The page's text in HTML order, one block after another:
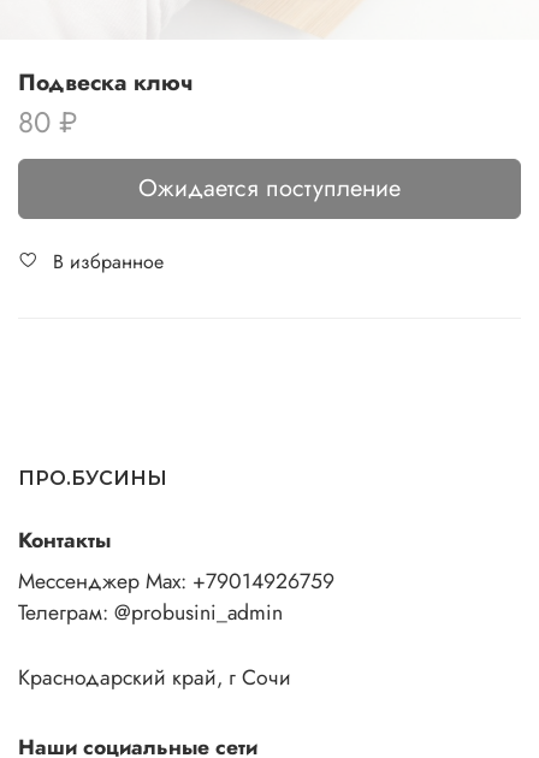
Подвеска ключ
80 ₽
Ожидается поступление
В избранное
ПРО.БУСИНЫ
Контакты
Мессенджер Max: +79014926759
Телеграм: @probusini_admin
Краснодарский край, г Сочи
Наши социальные сети